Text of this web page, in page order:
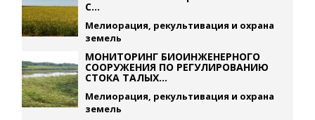
С...
Мелиорация, рекультивация и охрана
земель
МОНИТОРИНГ БИОИНЖЕНЕРНОГО
СООРУЖЕНИЯ ПО РЕГУЛИРОВАНИЮ
СТОКА ТАЛЫХ...
Мелиорация, рекультивация и охрана
земель